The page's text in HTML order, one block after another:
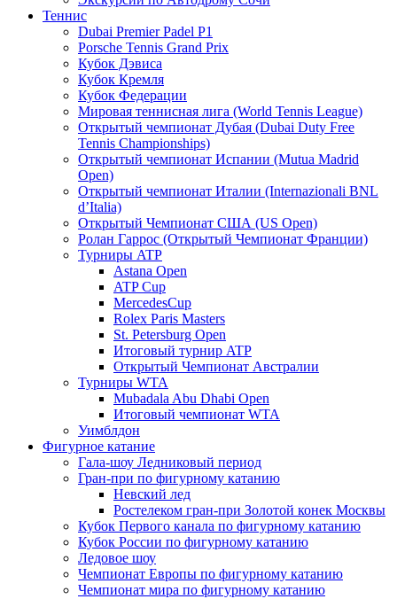
Теннис
Dubai Premier Padel P1
Porsche Tennis Grand Prix
Кубок Дэвиса
Кубок Кремля
Кубок Федерации
Мировая теннисная лига (World Tennis League)
Открытый чемпионат Дубая (Dubai Duty Free
Tennis Championships)
Открытый чемпионат Испании (Mutua Madrid
Open)
Открытый чемпионат Италии (Internazionali BNL
d’Italia)
Открытый Чемпионат США (US Open)
Ролан Гаррос (Открытый Чемпионат Франции)
Турниры ATP
Astana Open
ATP Cup
MercedesCup
Rolex Paris Masters
St. Petersburg Open
Итоговый турнир ATP
Открытый Чемпионат Австралии
Турниры WTA
Mubadala Abu Dhabi Open
Итоговый чемпионат WTA
Уимблдон
Фигурное катание
Гала-шоу Ледниковый период
Гран-при по фигурному катанию
Невский лед
Ростелеком гран-при Золотой конек Москвы
Кубок Первого канала по фигурному катанию
Кубок России по фигурному катанию
Ледовое шоу
Чемпионат Европы по фигурному катанию
Чемпионат мира по фигурному катанию